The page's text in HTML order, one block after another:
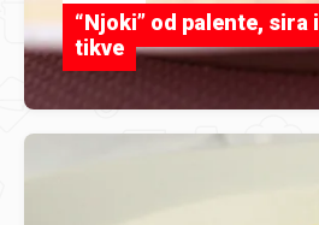
“Njoki” od palente, sira i
tikve